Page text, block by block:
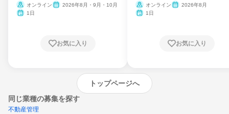
ム
オンライン
2026年8月・9月・10月
1日
お気に入り
オンライン
2026年8月
1日
お気に入り
トップページへ
同じ業種の募集を探す
不動産管理